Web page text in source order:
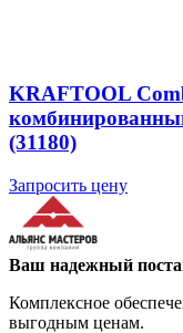
KRAFTOOL
(31180)
Запросить цену
Ваш надежный
Комплексное
выгодным ценам.